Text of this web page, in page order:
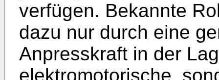
verfügen. Bekannte
dazu nur durch eine
Anpresskraft in der
elektromotorische,